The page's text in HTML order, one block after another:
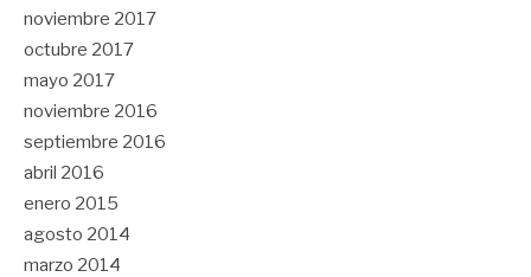
noviembre 2017
octubre 2017
mayo 2017
noviembre 2016
septiembre 2016
abril 2016
enero 2015
agosto 2014
marzo 2014